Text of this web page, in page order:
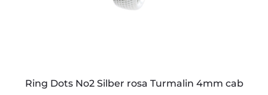
Ring Dots No2 Silber rosa Turmalin 4mm cab